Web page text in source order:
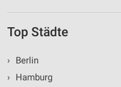
Top Städte
›
Berlin
›
Hamburg